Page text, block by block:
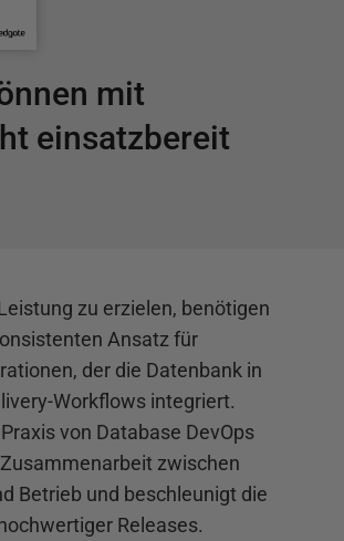
mit
einsatzbereit
zu erzielen, benötigen
Ansatz für
der die Datenbank in
Workflows integriert.
von Database DevOps
zwischen
Betrieb und beschleunigt die
Releases.